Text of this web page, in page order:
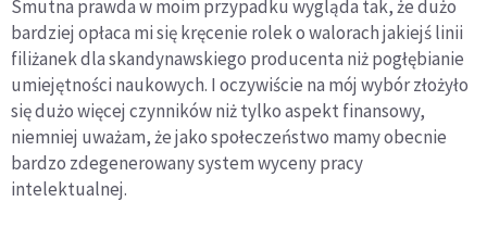
Smutna prawda w moim przypadku wygląda tak, że dużo
bardziej opłaca mi się kręcenie rolek o walorach jakiejś linii
filiżanek dla skandynawskiego producenta niż pogłębianie
umiejętności naukowych. I oczywiście na mój wybór złożyło
się dużo więcej czynników niż tylko aspekt finansowy,
niemniej uważam, że jako społeczeństwo mamy obecnie
bardzo zdegenerowany system wyceny pracy
intelektualnej.